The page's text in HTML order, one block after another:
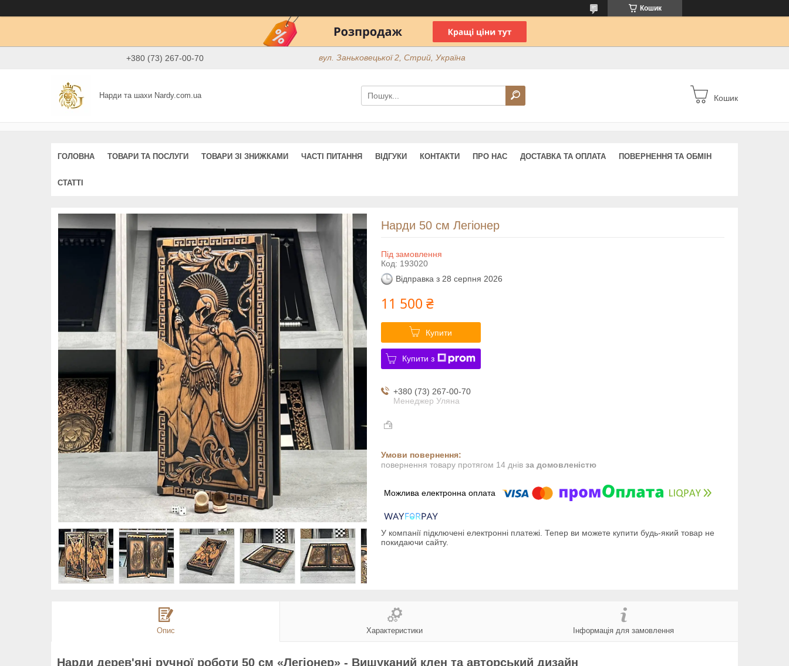
Кошик
+380 (73) 267-00-70 вул. Заньковецької 2, Стрий, Україна
Нарди та шахи Nardy.com.ua Кошик
ГОЛОВНА ТОВАРИ ТА ПОСЛУГИ ТОВАРИ ЗІ ЗНИЖКАМИ ЧАСТІ ПИТАННЯ ВІДГУКИ КОНТАКТИ ПРО НАС ДОСТАВКА ТА ОПЛАТА ПОВЕРНЕННЯ ТА ОБМІН
СТАТТІ
Нарди 50 см Легіонер
Під замовлення
Код: 193020
Відправка з 28 серпня 2026
11 500 ₴
Купити
Купити з
+380 (73) 267-00-70
Менеджер Уляна
повернення товару протягом 14 днів за домовленістю
У компанії підключені електронні платежі. Тепер ви можете купити будь-який товар не
покидаючи сайту.
Опис Характеристики Інформація для замовлення
Нарди дерев'яні ручної роботи 50 см «Легіонер» - Вишуканий клен та авторський дизайн